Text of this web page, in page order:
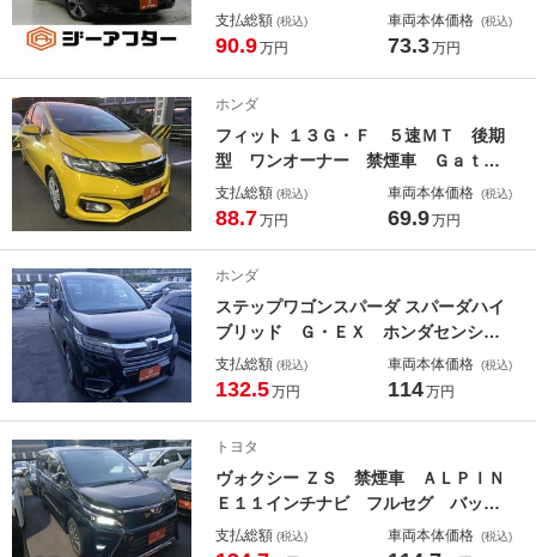
ー プロパイロット Ｂｌｕｅｔｏｏ
ｔｈ接続 クリアランスソナー オー
ーター 衝突軽減 ＥＴＣ
支払総額 (税込)
90.9万円
車両本体価格 (税込)
73.3万円
ホンダ
フィット １３Ｇ・Ｆ ５速ＭＴ 後期
型 ワンオーナー 禁煙車 Ｇａｔｈ
ｅｒｓナビ バックカメラ ホンダセ
ンシング クルーズコントロール Ｌ
ＤＭＩ入力端子
支払総額 (税込)
88.7万円
車両本体価格 (税込)
69.9万円
ホンダ
ステップワゴンスパーダ スパーダハイ
ブリッド Ｇ・ＥＸ ホンダセンシン
グ 禁煙車 Ｇａｔｈｅｒｓナビ フ
ルセグ バックカメラ 純正１１イン
ム 両側電動スライドドア ＬＥＤヘ
ッドライト シートヒーター ＥＴＣ
支払総額 (税込)
132.5万円
車両本体価格 (税込)
114万円
トヨタ
ヴォクシー ＺＳ 禁煙車 ＡＬＰＩＮ
Ｅ１１インチナビ フルセグ バック
カメラ ＡＬＰＩＮＥ１２．８インチ
支払総額 (税込) 車両本体価格 (税込)